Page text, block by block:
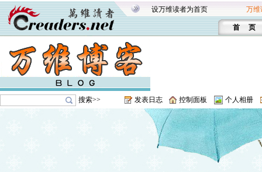
设万维读者为首页 万维
首 页
搜索>> 发表日志 控制面板 个人相册